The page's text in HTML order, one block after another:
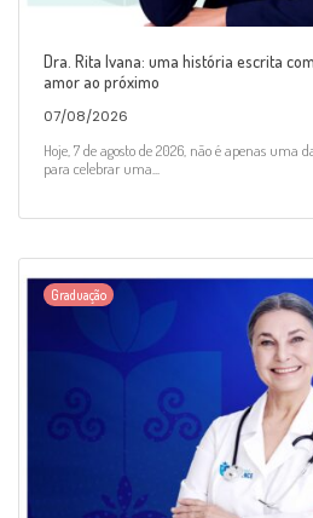
Dra. Rita Ivana: uma história escrita
amor ao próximo
07/08/2026
Hoje, 7 de agosto de 2026, não é apenas uma
para celebrar uma...
Graduação